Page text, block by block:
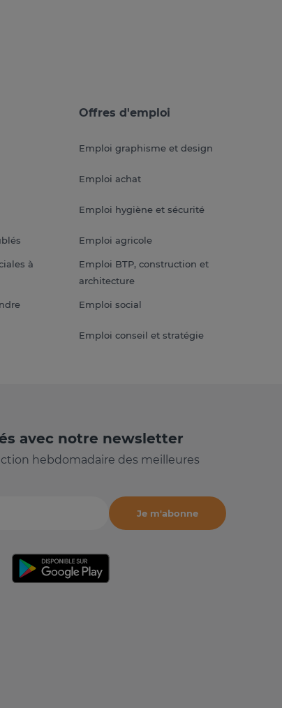
à
Offres d'emploi
Emploi graphisme et design
Emploi achat
Emploi hygiène et sécurité
Emploi agricole
Emploi BTP, construction et
architecture
Emploi social
Emploi conseil et stratégie
avec notre newsletter
hebdomadaire des meilleures
Je m'abonne